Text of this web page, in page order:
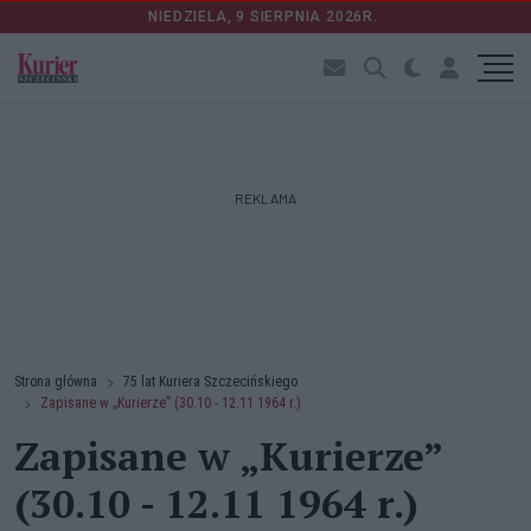
NIEDZIELA, 9 SIERPNIA 2026R.
REKLAMA
Strona główna
75 lat Kuriera Szczecińskiego
Zapisane w „Kurierze” (30.10 - 12.11 1964 r.)
Zapisane w „Kurierze”
(30.10 - 12.11 1964 r.)